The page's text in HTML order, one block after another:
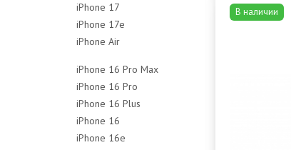
512Gb
1Tb
2Tb
256Gb
512Gb
1Tb
iPhone 17
256Gb
512Gb
iPhone 17e
256Gb
iPhone Air
iPhone 16 Pro Max
256Gb
512Gb
1Tb
Чехлы
iPhone 16 Pro
128Gb
256Gb
512Gb
iPhone 16 Plus
128Gb
256Gb
iPhone 16
128Gb
iPhone 16e
В наличии